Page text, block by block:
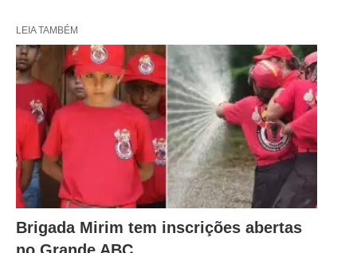
LEIA TAMBÉM
Brigada Mirim tem inscrições abertas